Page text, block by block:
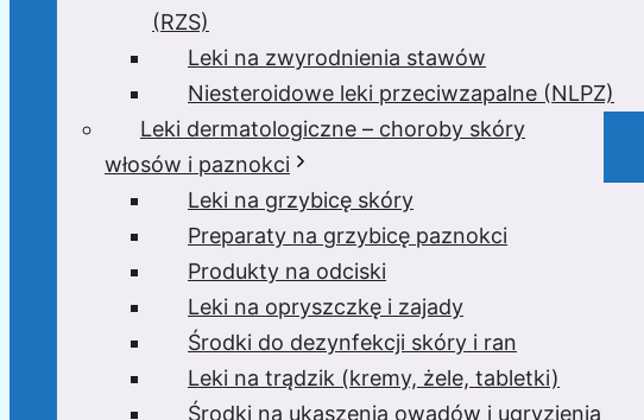
(RZS)
Leki na zwyrodnienia stawów
Niesteroidowe leki przeciwzapalne (NLPZ)
Leki dermatologiczne – choroby skóry
włosów i paznokci
Leki na grzybicę skóry
Preparaty na grzybicę paznokci
Produkty na odciski
Leki na opryszczkę i zajady
Środki do dezynfekcji skóry i ran
Leki na trądzik (kremy, żele, tabletki)
Środki na ukąszenia owadów i ugryzienia